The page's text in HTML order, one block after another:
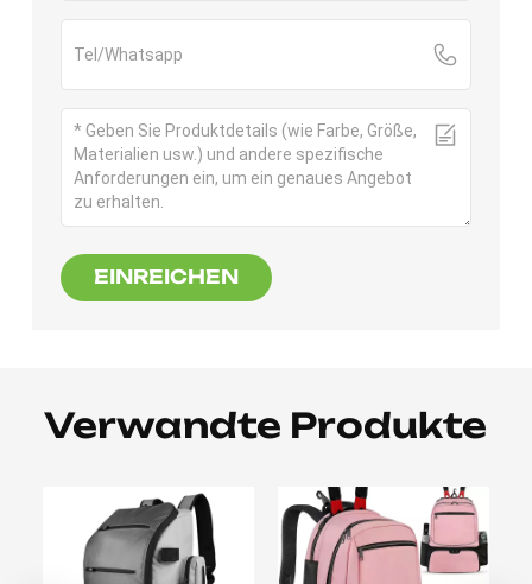
EINREICHEN
Verwandte Produkte